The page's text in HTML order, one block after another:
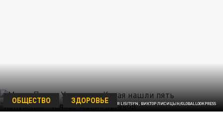
VICTOR LISITSYN, ВИКТОР ЛИСИЦЫН/GLOBALLOOKPRESS
ОБЩЕСТВО ЗДОРОВЬЕ